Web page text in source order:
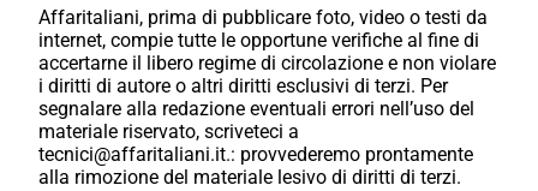
Affaritaliani, prima di pubblicare foto, video o testi da
internet, compie tutte le opportune verifiche al fine di
accertarne il libero regime di circolazione e non violare
i diritti di autore o altri diritti esclusivi di terzi. Per
segnalare alla redazione eventuali errori nell’uso del
materiale riservato, scriveteci a
tecnici@affaritaliani.it.: provvederemo prontamente
alla rimozione del materiale lesivo di diritti di terzi.